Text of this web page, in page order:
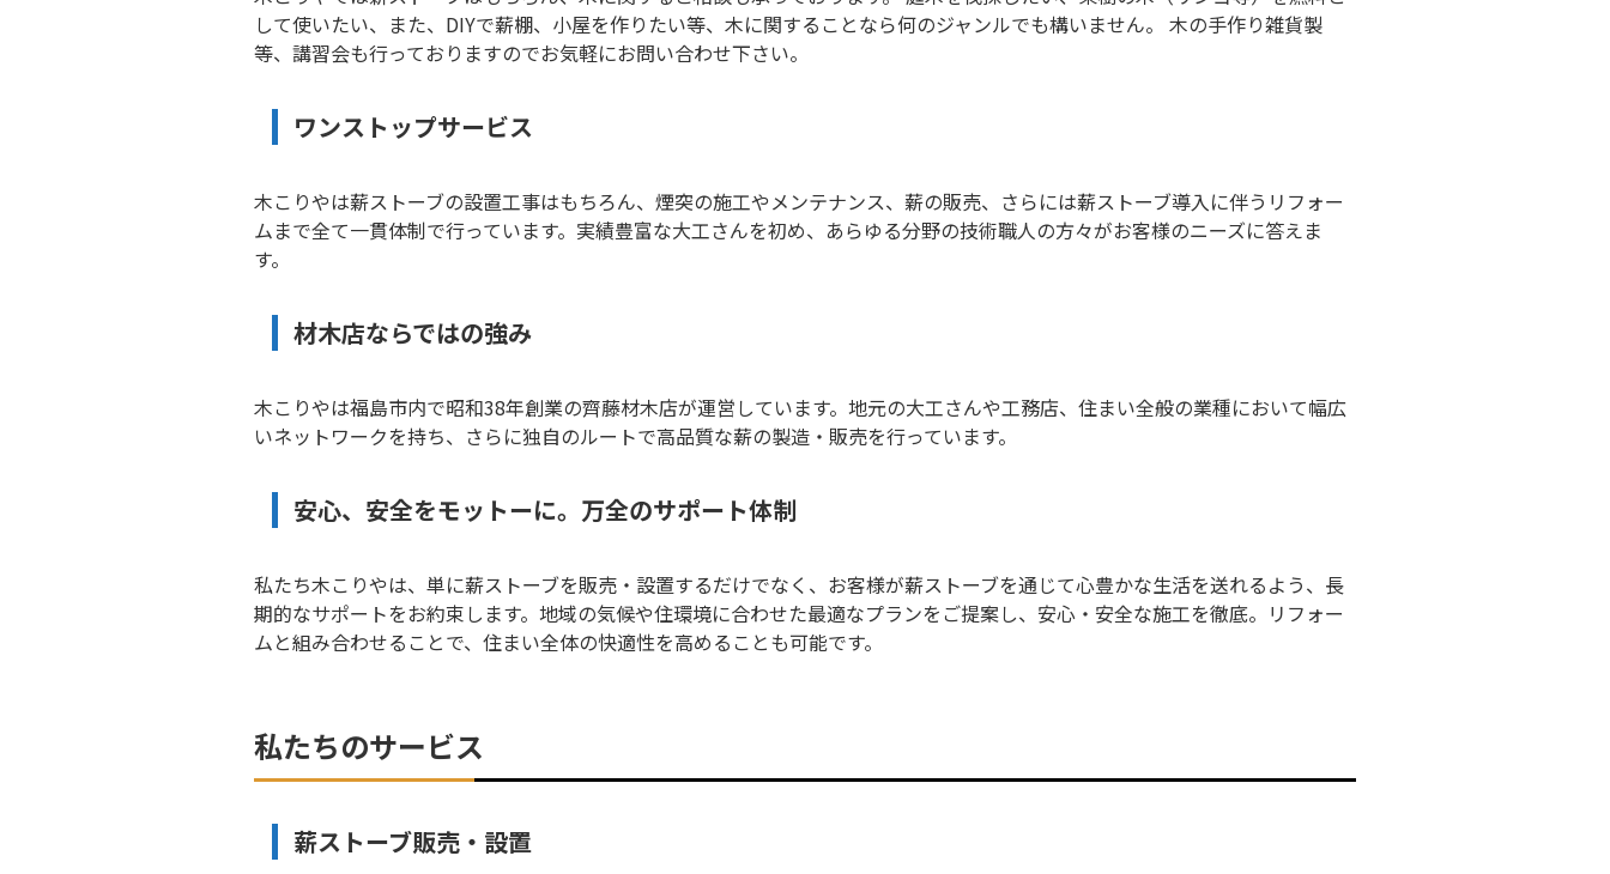
して使いたい、また、DIYで薪棚、小屋を作りたい等、木に関することなら何のジャンルでも構いません。 木の手作り雑貨製
等、講習会も行っておりますのでお気軽にお問い合わせ下さい。
ワンストップサービス
木こりやは薪ストーブの設置工事はもちろん、煙突の施工やメンテナンス、薪の販売、さらには薪ストーブ導入に伴うリフォー
ムまで全て一貫体制で行っています。実績豊富な大工さんを初め、あらゆる分野の技術職人の方々がお客様のニーズに答えま
す。
材木店ならではの強み
木こりやは福島市内で昭和38年創業の齊藤材木店が運営しています。地元の大工さんや工務店、住まい全般の業種において幅広
いネットワークを持ち、さらに独自のルートで高品質な薪の製造・販売を行っています。
安心、安全をモットーに。万全のサポート体制
私たち木こりやは、単に薪ストーブを販売・設置するだけでなく、お客様が薪ストーブを通じて心豊かな生活を送れるよう、長
期的なサポートをお約束します。地域の気候や住環境に合わせた最適なプランをご提案し、安心・安全な施工を徹底。リフォー
ムと組み合わせることで、住まい全体の快適性を高めることも可能です。
私たちのサービス
薪ストーブ販売・設置